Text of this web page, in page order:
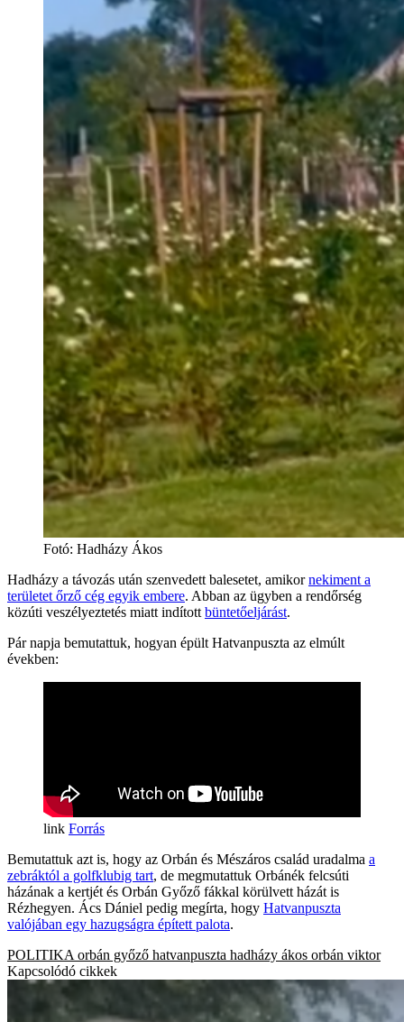
Fotó: Hadházy Ákos
Hadházy a távozás után szenvedett balesetet, amikornekiment a
területet őrző cég egyik embere. Abban az ügyben a rendőrség
közúti veszélyeztetés miatt indított büntetőeljárást.
Pár napja bemutattuk, hogyan épült Hatvanpuszta az elmúlt
években:
Forrás
Bemutattuk azt is, hogy az Orbán és Mészáros család uradalma a
zebráktól a golfklubig tart, de megmutattuk Orbánék felcsúti
házának a kertjét és Orbán Győző fákkal körülvett házát is
Rézhegyen. Ács Dániel pedig megírta, hogy Hatvanpuszta
valójában egy hazugságra épített palota.
POLITIKA orbán győző hatvanpuszta hadházy ákos orbán viktor
Kapcsolódó cikkek